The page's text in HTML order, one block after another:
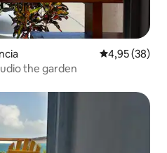
4,95 av 5 i
4,95 (38)
the garden